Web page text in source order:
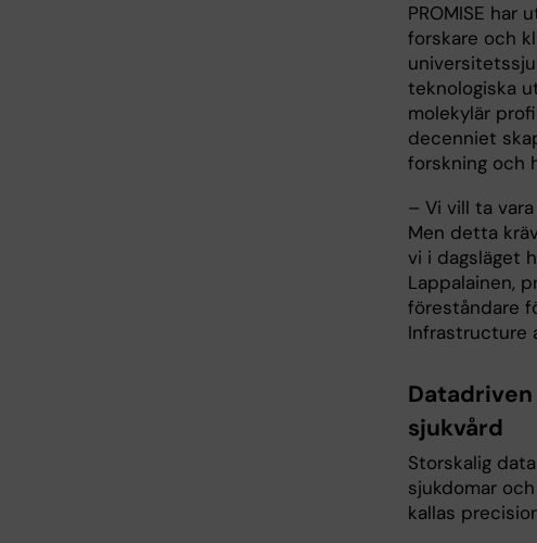
PROMISE har
forskare och
teknologiska
molekylär
decenniet
forskning och
– Vi vill ta
Men detta
vi i dagsläget
Lappalainen,
föreståndare
Infrastructure
sjukvård
Storskalig
sjukdomar
kallas